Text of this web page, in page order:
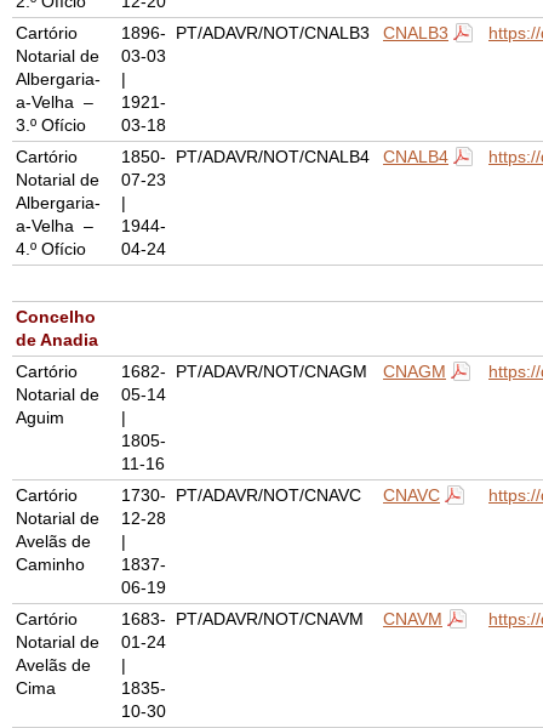
Cartório
Notarial de
Albergaria-
a-Velha –
3.º Ofício
1896-
03-03
|
1921-
03-18
PT/ADAVR/NOT/CNALB3 CNALB3
Cartório
Notarial de
Albergaria-
a-Velha –
4.º Ofício
1850-
07-23
|
1944-
04-24
PT/ADAVR/NOT/CNALB4 CNALB4
Concelho
de Anadia
Cartório
Notarial de
Aguim
1682-
05-14
|
1805-
11-16
PT/ADAVR/NOT/CNAGM CNAGM
Cartório
Notarial de
Avelãs de
Caminho
1730-
12-28
|
1837-
06-19
PT/ADAVR/NOT/CNAVC CNAVC
Cartório
Notarial de
Avelãs de
Cima
1683-
01-24
|
1835-
10-30
PT/ADAVR/NOT/CNAVM CNAVM